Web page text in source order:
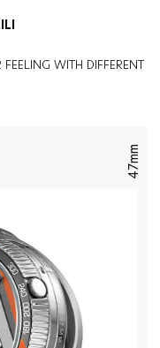
WITH DIFFERENT
47mm